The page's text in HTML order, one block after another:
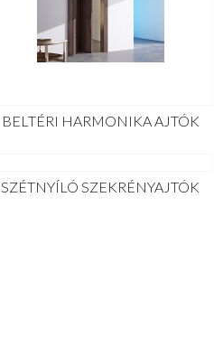
BELTÉRI HARMONIKA AJTÓK
SZÉTNYÍLÓ SZEKRÉNYAJTÓK